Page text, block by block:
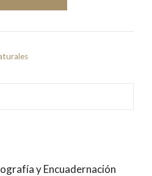
y Encuadernación